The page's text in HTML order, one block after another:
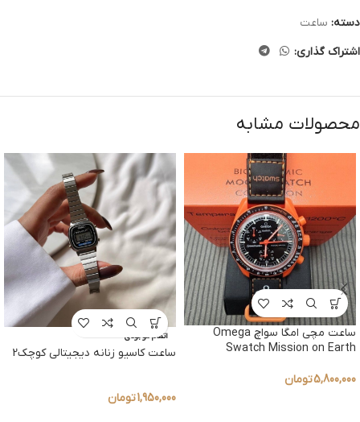
دسته: ساعت
اشتراک گذاری:
محصولات مشابه
ساعت مچی امگا سواچ Omega
Swatch Mission on Earth
5,800,000تومان
اتمام موجودی
ساعت کاسیو زنانه دیجیتالی کوچک2
1,950,000تومان